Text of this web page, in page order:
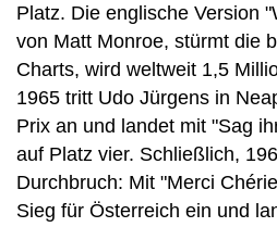
Platz. Die englische Version
von Matt Monroe, stürmt die
Charts, wird weltweit 1,5
1965 tritt Udo Jürgens in
Prix an und landet mit "Sag
auf Platz vier. Schließlich,
Durchbruch: Mit "Merci
Sieg für Österreich ein und